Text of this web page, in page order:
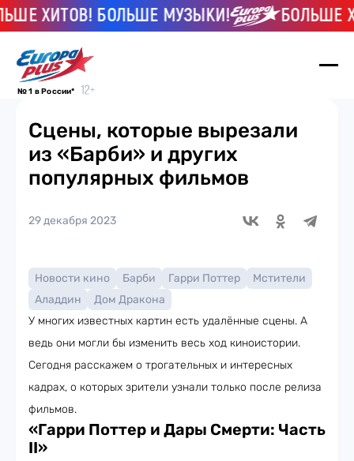
ХИТОВ! БОЛЬШЕ МУЗЫКИ! БОЛЬШЕ
№ 1 в России*
Сцены, которые вырезали
из «Барби» и других
популярных фильмов
29 декабря 2023
Новости кино Барби Гарри Поттер
Мстители
Аладдин
Дом Дракона
У многих известных картин есть удалённые сцены. А
ведь они могли бы изменить весь ход киноистории.
Сегодня расскажем о трогательных и интересных
кадрах, о которых зрители узнали только после релиза
фильмов.
«Гарри Поттер и Дары Смерти: Часть
II»